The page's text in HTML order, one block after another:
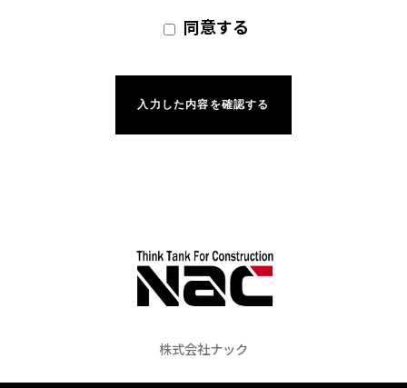
同意する
株式会社ナック